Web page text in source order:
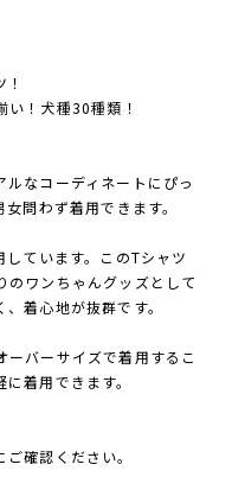
い！犬種30種類！
なコーディネートにぴっ
問わず着用できます。
ています。このTシャツ
のワンちゃんグッズとして
着心地が抜群です。
バーサイズで着用するこ
着用できます。
確認ください。